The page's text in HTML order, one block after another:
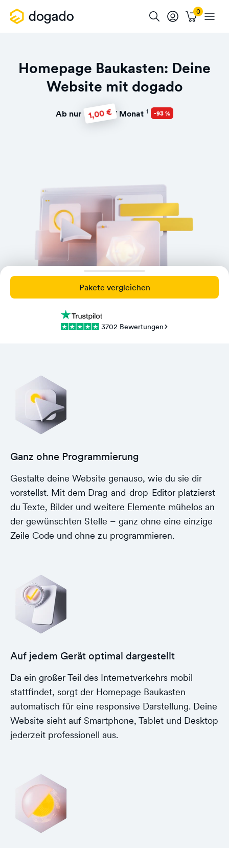
Homepage Baukasten: Deine
Website mit dogado
Ab nur 1,00 €/ Monat 1 -93 %
Pakete vergleichen
3702 Bewertungen
Ganz ohne Programmierung
Gestalte deine Website genauso, wie du sie dir
vorstellst. Mit dem Drag-and-drop-Editor platzierst
du Texte, Bilder und weitere Elemente mühelos an
der gewünschten Stelle – ganz ohne eine einzige
Zeile Code und ohne zu programmieren.
Auf jedem Gerät optimal dargestellt
Da ein großer Teil des Internetverkehrs mobil
stattfindet, sorgt der Homepage Baukasten
automatisch für eine responsive Darstellung. Deine
Website sieht auf Smartphone, Tablet und Desktop
jederzeit professionell aus.